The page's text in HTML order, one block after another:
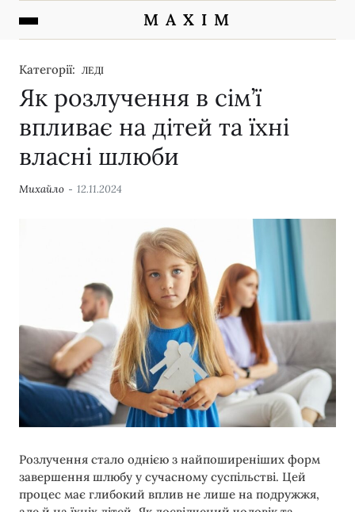
M A X I M
Категорії: ЛЕДІ
Як розлучення в сім’ї
впливає на дітей та їхні
власні шлюби
Михайло 12.11.2024
Розлучення стало однією з найпоширеніших форм
завершення шлюбу у сучасному суспільстві. Цей
процес має глибокий вплив не лише на подружжя,